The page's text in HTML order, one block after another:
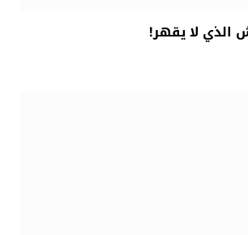
الذي لا يقهر!